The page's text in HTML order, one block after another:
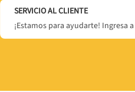
SERVICIO AL CLIENTE
¡Estamos para ayudarte! Ingresa a